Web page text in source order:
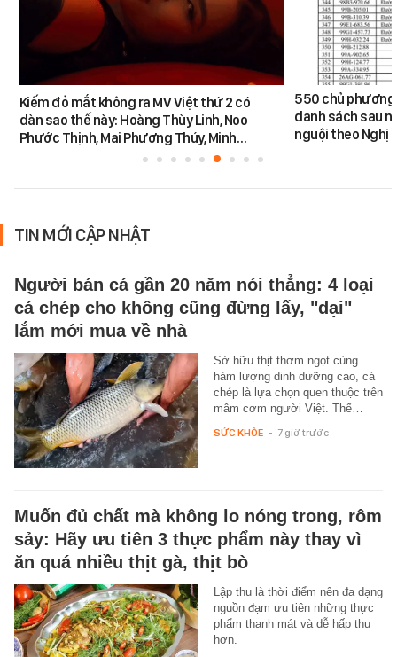
Kiếm đỏ mắt không ra MV Việt thứ 2 có
dàn sao thế này: Hoàng Thùy Linh, Noo
Phước Thịnh, Mai Phương Thúy, Minh…
550 chủ
danh sách sau
nguội theo Nghị
TIN MỚI CẬP NHẬT
Người bán cá gần 20 năm nói thẳng: 4 loại
cá chép cho không cũng đừng lấy, "dại"
lắm mới mua về nhà
Sở hữu thịt thơm ngọt cùng
hàm lượng dinh dưỡng cao, cá
chép là lựa chọn quen thuộc trên
mâm cơm người Việt. Thế…
SỨC KHỎE - 7 giờ trước
Muốn đủ chất mà không lo nóng trong, rôm
sảy: Hãy ưu tiên 3 thực phẩm này thay vì
ăn quá nhiều thịt gà, thịt bò
Lập thu là thời điểm nên đa dạng
nguồn đạm ưu tiên những thực
phẩm thanh mát và dễ hấp thu
hơn.